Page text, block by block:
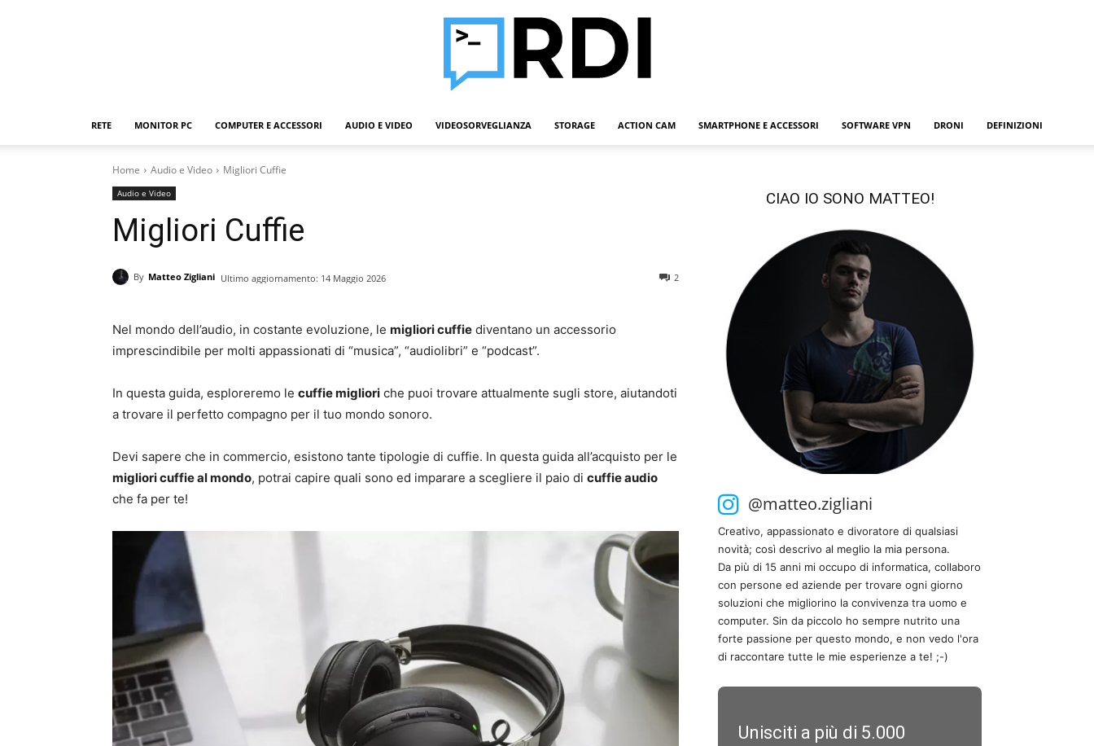
RETE MONITOR PC COMPUTER E ACCESSORI AUDIO E VIDEO VIDEOSORVEGLIANZA STORAGE ACTION CAM SMARTPHONE E ACCESSORI SOFTWARE VPN DRONI DEFINIZIONI
Home Audio e Video Migliori Cuffie
Audio e Video
Migliori Cuffie
By Matteo Zigliani Ultimo aggiornamento: 14 Maggio 2026 2
Nel mondo dell’audio, in costante evoluzione, le migliori cuffie diventano un accessorio
imprescindibile per molti appassionati di “musica”, “audiolibri” e “podcast”.
In questa guida, esploreremo le cuffiemigliori che puoi trovare attualmente sugli store, aiutandoti
a trovare il perfetto compagno per il tuo mondo sonoro.
Devi sapere che in commercio, esistono tante tipologie di cuffie. In questa guida all’acquisto per le
migliori cuffie al mondo, potrai capire quali sono ed imparare a scegliere il paio di cuffie audio
che fa per te!
CIAO IO SONO MATTEO!
@matteo.zigliani
Creativo, appassionato e divoratore di qualsiasi
novità; così descrivo al meglio la mia persona.
Da più di 15 anni mi occupo di informatica, collaboro
con persone ed aziende per trovare ogni giorno
soluzioni che migliorino la convivenza tra uomo e
computer. Sin da piccolo ho sempre nutrito una
forte passione per questo mondo, e non vedo l'ora
di raccontare tutte le mie esperienze a te! ;-)
Unisciti a più di 5.000